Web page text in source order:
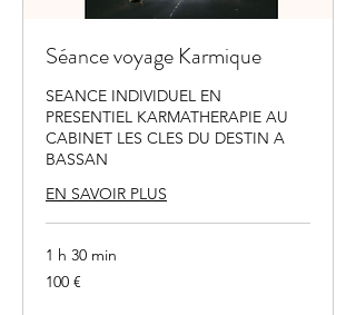
Séance voyage Karmique
SEANCE INDIVIDUEL EN
PRESENTIEL KARMATHERAPIE AU
CABINET LES CLES DU DESTIN A
BASSAN
EN SAVOIR PLUS
1 h 30 min
100
euros
100 €